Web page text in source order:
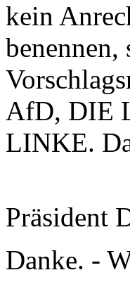
kein
AfD, DIE
LINKE.
Präsident
Danke. -